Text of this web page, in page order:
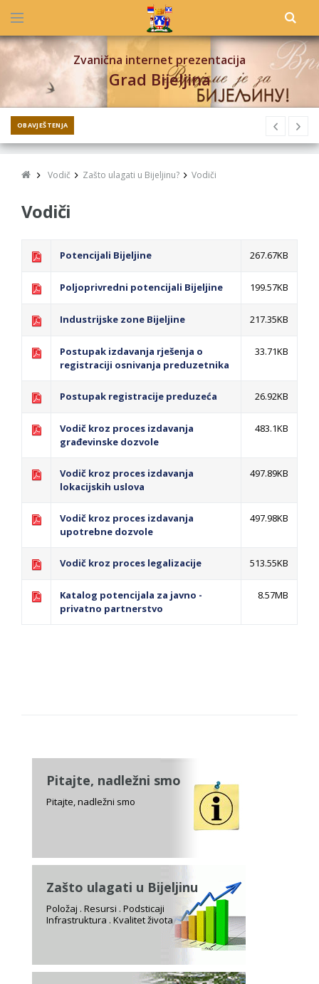
Zvanična internet prezentacija
Grad Bijeljina
OBAVJEŠTENJA
Vodič Zašto ulagati u Bijeljinu? Vodiči
Vodiči
Potencijali Bijeljine 267.67KB
Poljoprivredni potencijali Bijeljine 199.57KB
Industrijske zone Bijeljine 217.35KB
Postupak izdavanja rješenja o
registraciji osnivanja preduzetnika
33.71KB
Postupak registracije preduzeća 26.92KB
Vodič kroz proces izdavanja
građevinske dozvole
483.1KB
Vodič kroz proces izdavanja
lokacijskih uslova
497.89KB
Vodič kroz proces izdavanja
upotrebne dozvole
497.98KB
Vodič kroz proces legalizacije 513.55KB
Katalog potencijala za javno -
privatno partnerstvo
8.57MB
Pitajte, nadležni smo
Pitajte, nadležni smo
Zašto ulagati u Bijeljinu
Položaj . Resursi . Podsticaji
Infrastruktura . Kvalitet života